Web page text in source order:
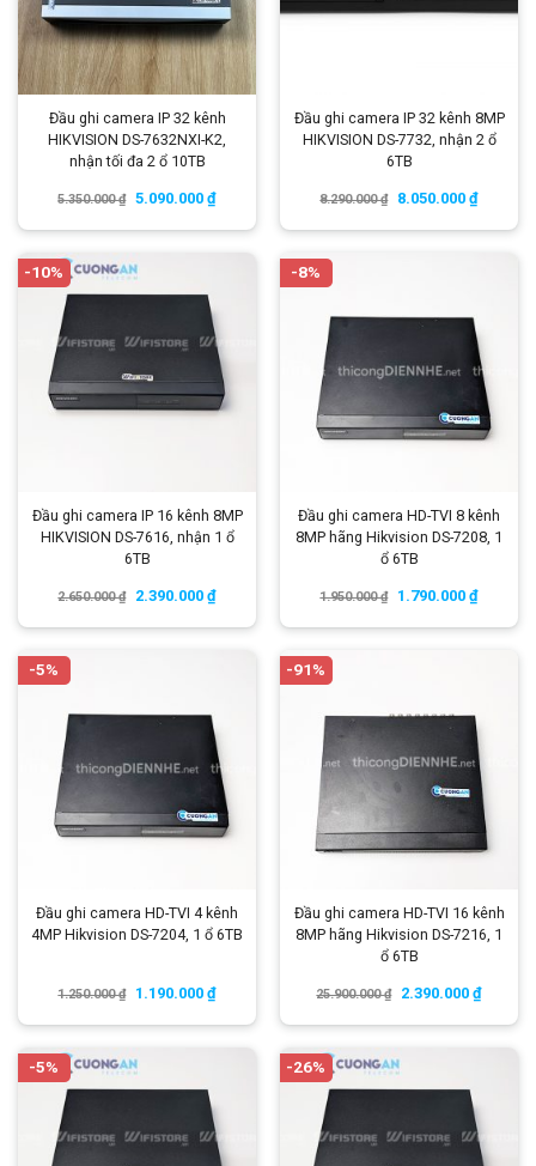
Đầu ghi camera IP 32 kênh
HIKVISION DS-7632NXI-K2,
nhận tối đa 2 ổ 10TB
5.350.000₫ 5.090.000 ₫
Đầu ghi camera IP 32 kênh 8MP
HIKVISION DS-7732, nhận 2 ổ
6TB
8.290.000₫ 8.050.000 ₫
-10%
Đầu ghi camera IP 16 kênh 8MP
HIKVISION DS-7616, nhận 1 ổ
6TB
2.650.000₫ 2.390.000 ₫
-8%
Đầu ghi camera HD-TVI 8 kênh
8MP hãng Hikvision DS-7208, 1
ổ 6TB
1.950.000₫ 1.790.000 ₫
-5%
Đầu ghi camera HD-TVI 4 kênh
4MP Hikvision DS-7204, 1 ổ 6TB
1.250.000₫ 1.190.000 ₫
-91%
Đầu ghi camera HD-TVI 16 kênh
8MP hãng Hikvision DS-7216, 1
ổ 6TB
25.900.000₫ 2.390.000 ₫
-5% -26%